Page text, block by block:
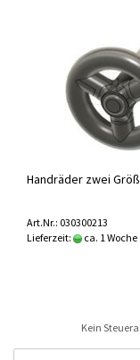
Handräder zwei
Art.Nr.: 030300213
Lieferzeit:
ca. 1 Woche
Kein